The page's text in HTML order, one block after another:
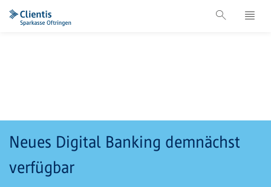
Neues Digital Banking demnächst
verfügbar